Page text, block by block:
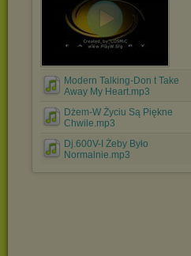
Modern Talking-Don t Take
Away My Heart.mp3
Dżem-W Życiu Są Piękne
Chwile.mp3
Dj.600V-I Żeby Było
Normalnie.mp3